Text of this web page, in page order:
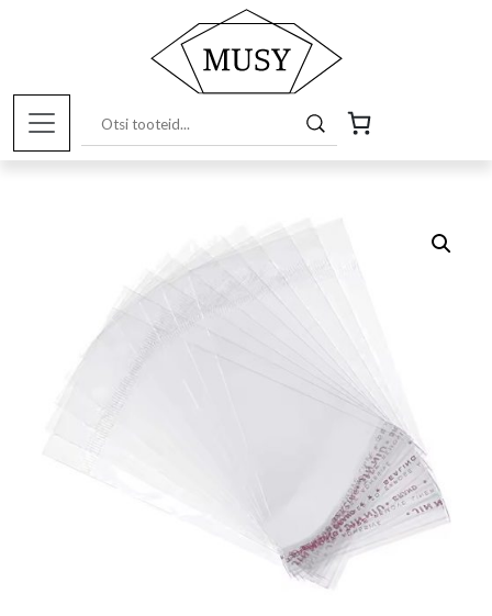
Kunstitarbed e-
Pakendamiseks/ Isekleepuva ribaga väike pakend,